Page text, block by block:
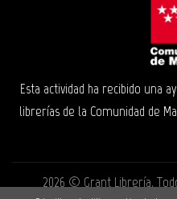
Esta actividad ha recibido una
librerías de la Comunidad de
2026 ©Grant Librería.